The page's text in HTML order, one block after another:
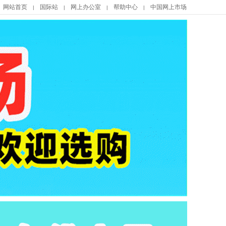
网站首页 | 国际站 | 网上办公室 | 帮助中心 | 中国网上市场